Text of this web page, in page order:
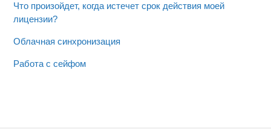
Что произойдет, когда истечет срок действия моей
лицензии?
Облачная синхронизация
Работа с сейфом